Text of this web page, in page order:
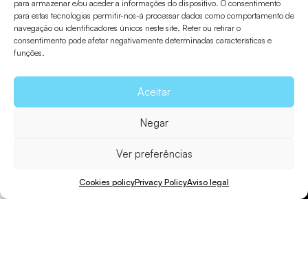
para armazenar e/ou aceder a informações do dispositivo. O consentimento
para estas tecnologias permitir-nos-á processar dados como comportamento de
navegação ou identificadores únicos neste site. Reter ou retirar o
consentimento pode afetar negativamente determinadas características e
funções.
Aceitar
Negar
Ver preferências
Cookies policyPrivacy PolicyAviso legal
Compartilhar